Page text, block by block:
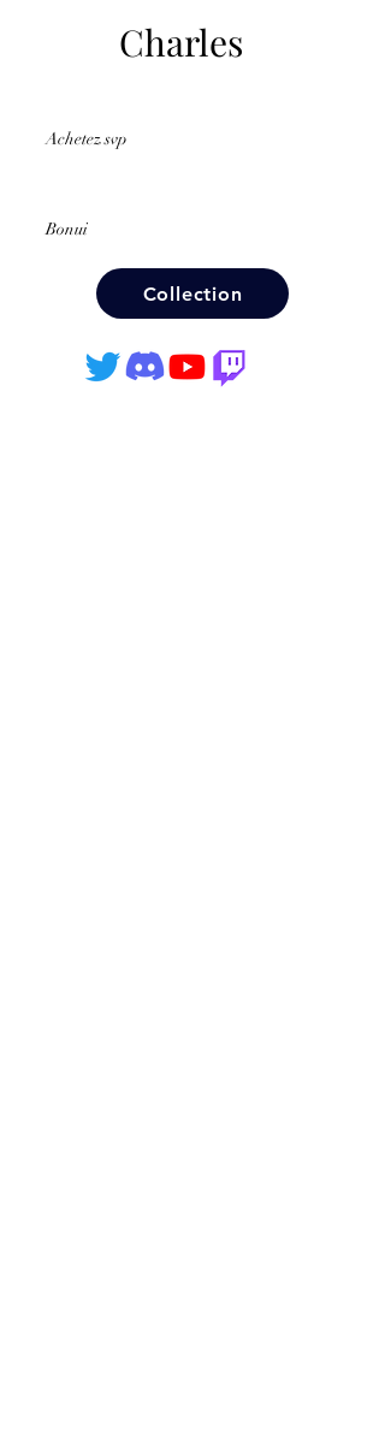
Charles
Achetez svp
Bonui
Collection